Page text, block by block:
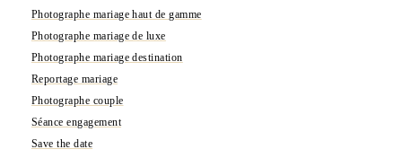
Photographe mariage haut de gamme
Photographe mariage de luxe
Photographe mariage destination
Reportage mariage
Photographe couple
Séance engagement
Save the date